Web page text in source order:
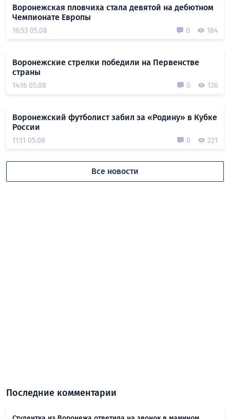
Воронежская пловчиха стала девятой на дебютном
Чемпионате Европы
16:53 05.08 0 184
Воронежские стрелки победили на Первенстве
страны
14:16 05.08 0 136
Воронежский футболист забил за «Родину» в Кубке
России
11:11 05.08 0 221
Все новости
Последние комментарии